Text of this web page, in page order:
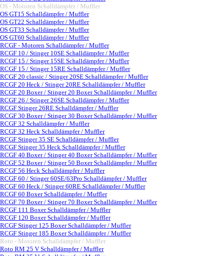
OS - Motoren Schalldämpfer / Muffler
OS GT15 Schalldämpfer / Muffler
OS GT22 Schalldämpfer / Muffler
OS GT33 Schalldämpfer / Muffler
OS GT60 Schalldämpfer / Muffler
RCGF - Motoren Schalldämpfer / Muffler▼
RCGF 10 / Stinger 10SE Schalldämpfer / Muffler
RCGF 15 / Stinger 15SE Schalldämpfer / Muffler
RCGF 15 / Stinger 15RE Schalldämpfer / Muffler
RCGF 20 classic / Stinger 20SE Schalldämpfer / Muffler
RCGF 20 Heck / Stinger 20RE Schalldämpfer / Muffler
RCGF 20 Boxer / Stinger 20 Boxer Schalldämpfer / Muffler
RCGF 26 / Stinger 26SE Schalldämpfer / Muffler
RCGF Stinger 26RE Schalldämpfer / Muffler
RCGF 30 Boxer / Stinger 30 Boxer Schalldämpfer / Muffler
RCGF 32 Schalldämpfer / Muffler
RCGF 32 Heck Schalldämpfer / Muffler
RCGF Stinger 35 SE Schalldämpfer / Muffler
RCGF Stinger 35 Heck Schalldämpfer / Muffler
RCGF 40 Boxer / Stinger 40 Boxer Schalldämpfer / Muffler
RCGF 52 Boxer / Stinger 50 Boxer Schalldämpfer / Muffler
RCGF 56 Heck Schalldämpfer / Muffler
RCGF 60 / Stinger 60SE/63Pro Schalldämpfer / Muffler
RCGF 60 Heck / Stinger 60RE Schalldämpfer / Muffler
RCGF 60 Boxer Schalldämpfer / Muffler
RCGF 70 Boxer / Stinger 70 Boxer Schalldämpfer / Muffler
RCGF 111 Boxer Schalldämpfer / Muffler
RCGF 120 Boxer Schalldämpfer / Muffler
RCGF Stinger 125 Boxer Schalldämpfer / Muffler
RCGF Stinger 185 Boxer Schalldämpfer / Muffler
Roto - Motoren Schalldämpfer / Muffler
Roto RM 25 V Schalldämpfer / Muffler